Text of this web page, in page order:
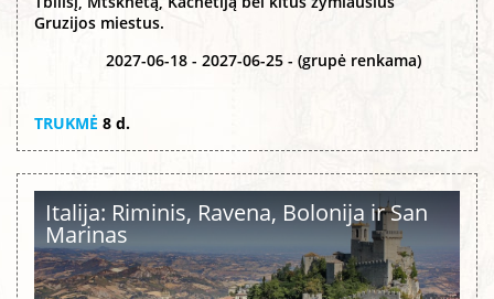
Gruzijos miestus.
2027-06-18 - 2027-06-25 - (grupė renkama)
TRUKMĖ 8 d.
Italija: Riminis, Ravena, Bolonija ir San
Marinas